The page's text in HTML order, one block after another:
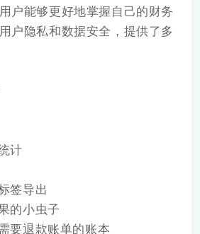
户能够更好地掌握自己的财务
户隐私和数据安全，提供了多
计
签导出
的小虫子
要退款账单的账本